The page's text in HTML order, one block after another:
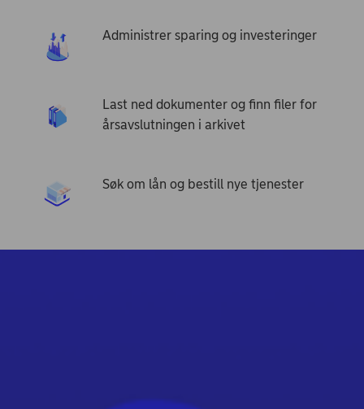
Administrer sparing og investeringer
Last ned dokumenter og finn filer for
årsavslutningen i arkivet
Søk om lån og bestill nye tjenester